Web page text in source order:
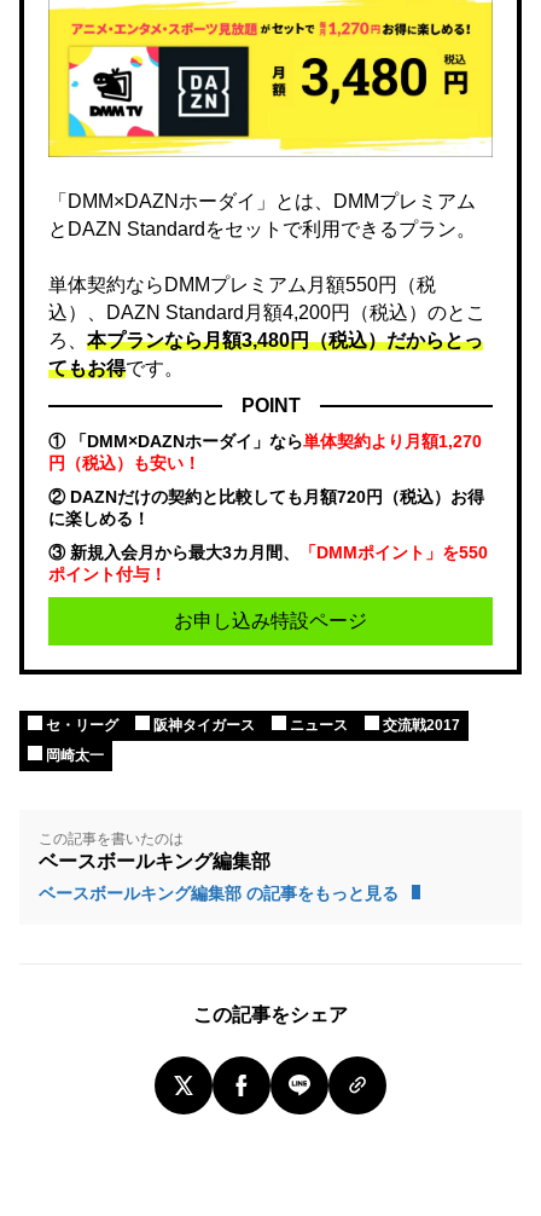
「DMM×DAZNホーダイ」とは、DMMプレミアム
とDAZN Standardをセットで利用できるプラン。
単体契約ならDMMプレミアム月額550円（税
込）、DAZN Standard月額4,200円（税込）のとこ
ろ、 本プランなら月額3,480円（税込）だからとっ
てもお得です。
POINT
① 「DMM×DAZNホーダイ」なら単体契約より月額1,270
円（税込）も安い！
② DAZNだけの契約と比較しても月額720円（税込）お得
に楽しめる！
③ 新規入会月から最大3カ月間、
「DMMポイント」を550
ポイント付与！
お申し込み特設ページ
セ・リーグ 阪神タイガース ニュース
交流戦2017
岡崎太一
この記事を書いたのは
ベースボールキング編集部
ベースボールキング編集部 の記事をもっと見る
この記事をシェア